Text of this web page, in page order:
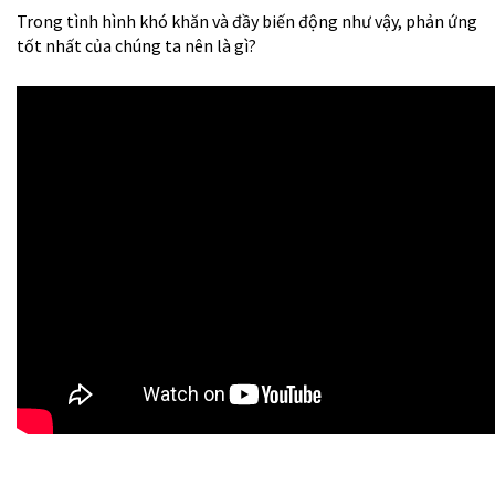
Trong tình hình khó khăn và đầy biến động như vậy, phản ứng
tốt nhất của chúng ta nên là gì?